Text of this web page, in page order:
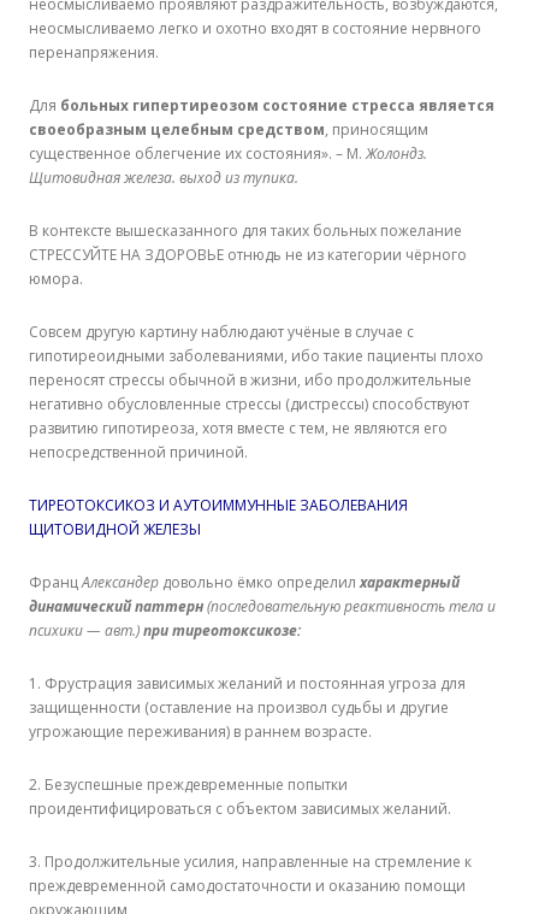
неосмысливаемо проявляют раздражительность, возбуждаются,
неосмысливаемо легко и охотно входят в состояние нервного
перенапряжения.
Для больных гипертиреозом состояние стресса является
своеобразным целебным средством, приносящим
существенное облегчение их состояния». – М.Жолондз.
Щитовидная железа. выход из тупика.
В контексте вышесказанного для таких больных пожелание
СТРЕССУЙТЕ НА ЗДОРОВЬЕ отнюдь не из категории чёрного
юмора.
Совсем другую картину наблюдают учёные в случае с
гипотиреоидными заболеваниями, ибо такие пациенты плохо
переносят стрессы обычной в жизни, ибо продолжительные
негативно обусловленные стрессы (дистрессы) способствуют
развитию гипотиреоза, хотя вместе с тем, не являются его
непосредственной причиной.
ТИРЕОТОКСИКОЗ И АУТОИММУННЫЕ ЗАБОЛЕВАНИЯ
ЩИТОВИДНОЙ ЖЕЛЕЗЫ
ФранцАлександер довольно ёмко определилхарактерный
динамический паттерн(последовательную реактивность тела и
психики — авт.)при тиреотоксикозе:
1. Фрустрация зависимых желаний и постоянная угроза для
защищенности (оставление на произвол судьбы и другие
угрожающие переживания) в раннем возрасте.
2. Безуспешные преждевременные попытки
проидентифицироваться с объектом зависимых желаний.
3. Продолжительные усилия, направленные на стремление к
преждевременной самодостаточности и оказанию помощи